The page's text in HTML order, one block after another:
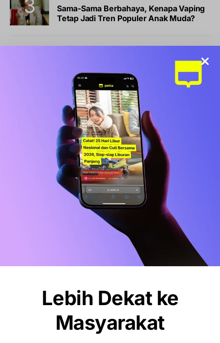
Sama-Sama Berbahaya, Kenapa Vaping
Tetap Jadi Tren Populer Anak Muda?
Sports Station Gelar Diskon Beli 1 Gratis
1, Ini Syarat dan Cara Klaimnya
OLAHRAGA
Debut Manis Mitchell Baker, Hattrick
Bawa Indonesia Gulung Kamboja 5-1
Lebih Dekat ke
Masyarakat